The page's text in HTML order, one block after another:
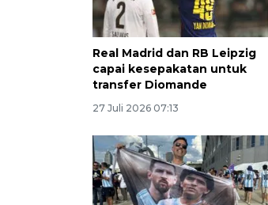
Real Madrid dan RB Leipzig
capai kesepakatan untuk
transfer Diomande
27 Juli 2026 07:13